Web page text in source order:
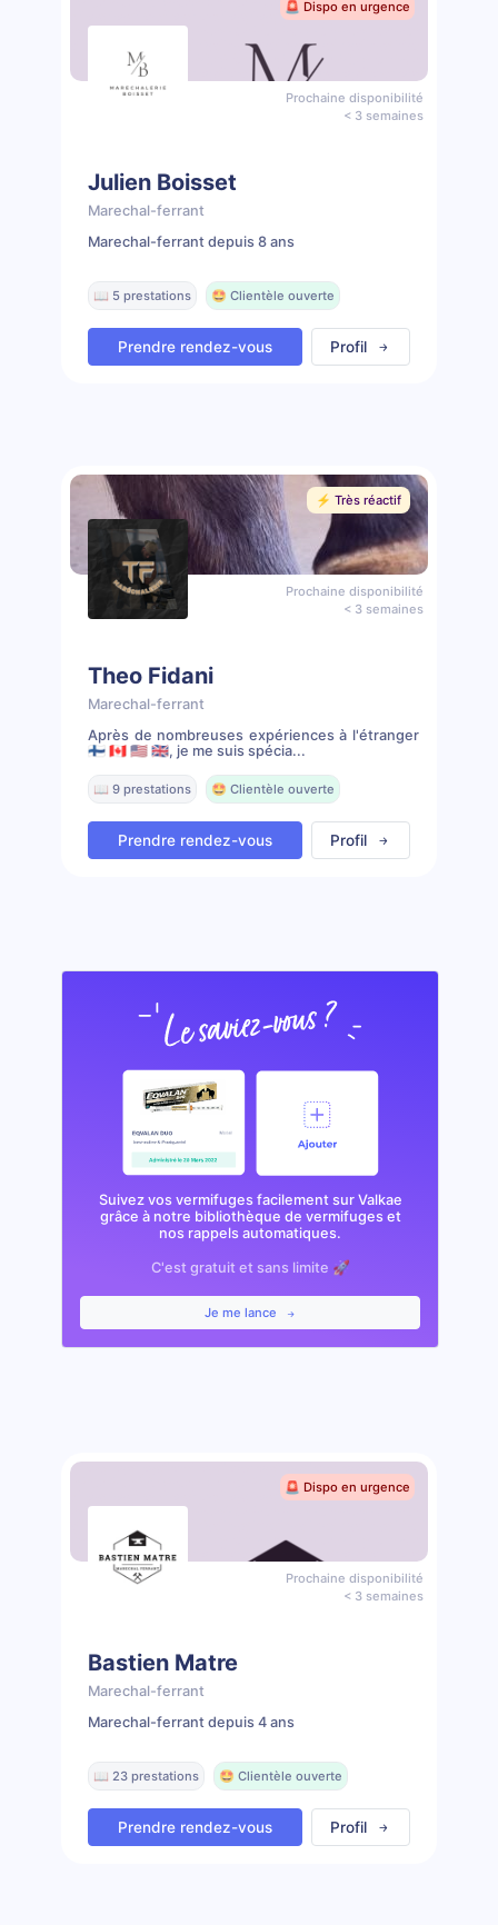
🚨 Dispo en urgence
Prochaine disponibilité
< 3 semaines
Julien Boisset
Marechal-ferrant
Marechal-ferrant depuis 8 ans
📖 5 prestations 🤩 Clientèle ouverte
Prendre rendez-vous Profil
⚡️ Très réactif
Prochaine disponibilité
< 3 semaines
Theo Fidani
Marechal-ferrant
Après de nombreuses expériences à l'étranger
🇫🇮 🇨🇦 🇺🇸 🇬🇧, je me suis spécia...
📖 9 prestations 🤩 Clientèle ouverte
Prendre rendez-vous Profil
Suivez vos vermifuges facilement sur Valkae
grâce à notre bibliothèque de vermifuges et
nos rappels automatiques.
C'est gratuit et sans limite 🚀
Je me lance
🚨 Dispo en urgence
Prochaine disponibilité
< 3 semaines
Bastien Matre
Marechal-ferrant
Marechal-ferrant depuis 4 ans
📖 23 prestations 🤩 Clientèle ouverte
Prendre rendez-vous Profil